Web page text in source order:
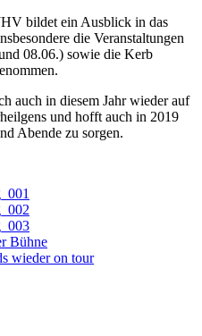
bil­det ein Aus­blick in das
die Ver­an­stal­tun­gen
08.06.) sowie die Kerb
auch in die­sem Jahr wie­der auf
und hofft auch in 2019
Aben­de zu sorgen.
Bühne
wieder on tour